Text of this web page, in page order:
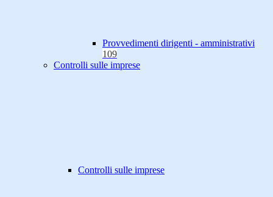
Provvedimenti dirigenti - amministrativi
109
Controlli sulle imprese
Controlli sulle imprese